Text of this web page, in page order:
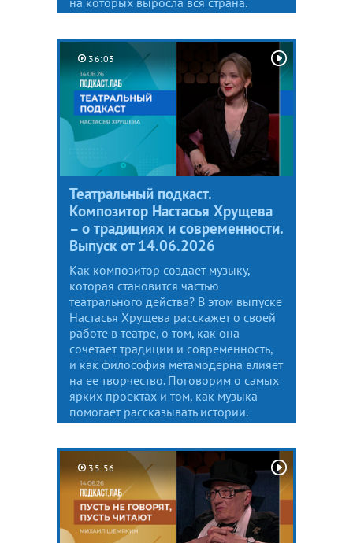
36:03
Театральный подкаст.
Композитор Настасья Хрущева
– о традициях и современности.
Выпуск от 14.06.2026
Как композитор создает музыку,
которая становится частью
театрального действа? В этом выпуске
Настасья Хрущева расскажет о своей
работе в театре, о том, как она
сочетает традиции и современность,
и как философия метамодерна влияет
на ее творчество. Поговорим о самых
ярких проектах и том, как музыка
помогает рассказывать истории.
35:56